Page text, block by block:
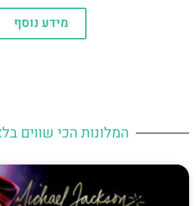
מידע נוסף
המלונות הכי שווים